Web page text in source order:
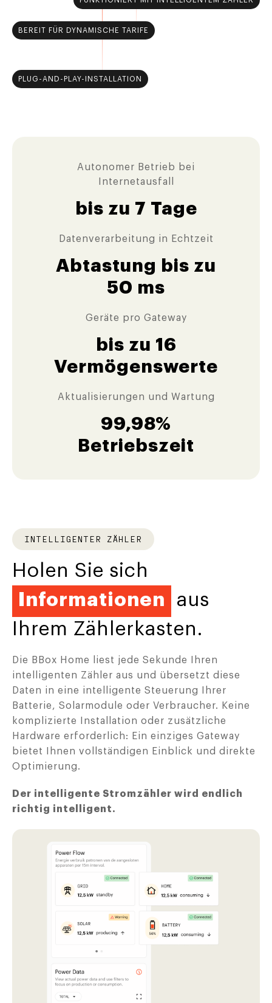
BEREIT FÜR DYNAMISCHE TARIFE
PLUG-AND-PLAY-INSTALLATION
Autonomer Betrieb bei
Internetausfall
bis zu 7 Tage
Datenverarbeitung in Echtzeit
Abtastung bis zu
50 ms
Geräte pro Gateway
bis zu 16
Vermögenswerte
Aktualisierungen und Wartung
99,98%
Betriebszeit
INTELLIGENTER ZÄHLER
Holen Sie sich
Informationen
aus
Ihrem Zählerkasten.
Die BBox Home liest jede Sekunde Ihren
intelligenten Zähler aus und übersetzt diese
Daten in eine intelligente Steuerung Ihrer
Batterie, Solarmodule oder Verbraucher. Keine
komplizierte Installation oder zusätzliche
Hardware erforderlich: Ein einziges Gateway
bietet Ihnen vollständigen Einblick und direkte
Optimierung.
Der intelligente Stromzähler wird endlich
richtig intelligent.